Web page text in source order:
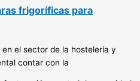
frigoríficas para
el sector de la hostelería y
contar con la